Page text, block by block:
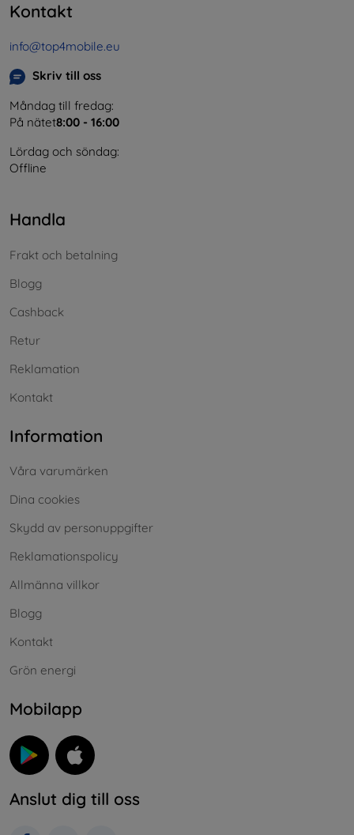
Kontakt
info@top4mobile.eu
Skriv till oss
Måndag till fredag:
På nätet8:00 - 16:00
Lördag och söndag:
Offline
Handla
Frakt och betalning
Blogg
Cashback
Retur
Reklamation
Kontakt
Information
Våra varumärken
Dina cookies
Skydd av personuppgifter
Reklamationspolicy
Allmänna villkor
Blogg
Kontakt
Grön energi
Mobilapp
Anslut dig till oss